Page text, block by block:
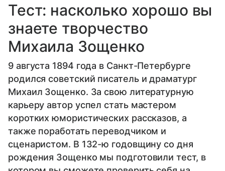
Тест: насколько хорошо вы
знаете творчество
Михаила Зощенко
9 августа 1894 года в Санкт-Петербурге
родился советский писатель и драматург
Михаил Зощенко. За свою литературную
карьеру автор успел стать мастером
коротких юмористических рассказов, а
также поработать переводчиком и
сценаристом. В 132-ю годовщину со дня
рождения Зощенко мы подготовили тест, в